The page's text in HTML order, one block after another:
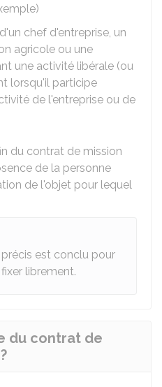
chef d'entreprise, un
agricole ou une
une activité libérale (ou
lorsqu'il participe
de l'entreprise ou de
du contrat de mission
de la personne
de l'objet pour lequel
est conclu pour
librement.
du contrat de